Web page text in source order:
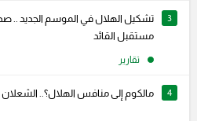
3
تشكيل الهلال في الموسم الجديد ..
مستقبل القائد
تقارير
4 مالكوم إلى منافس الهلال؟.. الشعلان